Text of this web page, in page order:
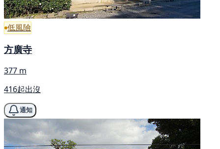
低風險
方廣寺
377 m
416起出沒
通知